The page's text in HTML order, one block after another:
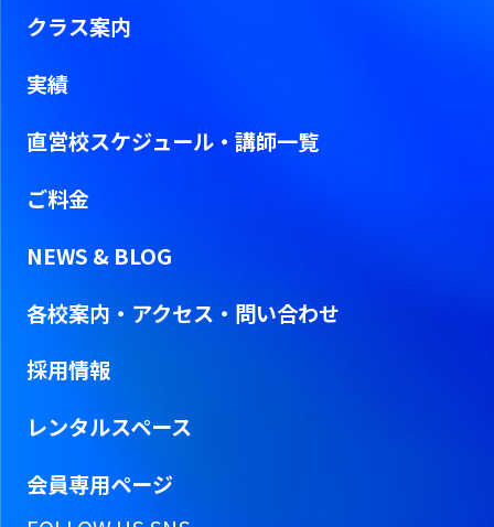
クラス案内
実績
直営校スケジュール・ 講師一覧
ご料金
NEWS & BLOG
各校案内・アクセス・問い合わせ
採用情報
レンタルスペース
会員専用ページ